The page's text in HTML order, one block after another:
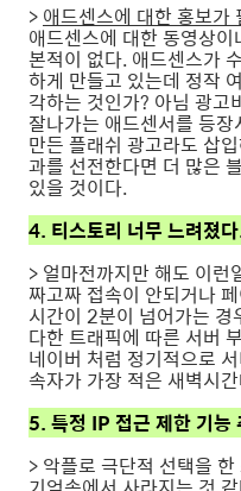
> 애드센스에 대한 홍보가
애드센스에 대한 동영상
본적이 없다. 애드센스가
하게 만들고 있는데 정작
각하는 것인가? 아님 광고
잘나가는 애드센서를 등
만든 플래쉬 광고라도 삽
과를 선전한다면 더 많은
있을 것이다.
4. 티스토리 너무 느려졌
> 얼마전까지만 해도 이
짜고짜 접속이 안되거나
시간이 2분이 넘어가는
다한 트래픽에 따른 서버
네이버 처럼 정기적으로
속자가 가장 적은 새벽시
5. 특정 IP 접근 제한 기능
> 악플로 극단적 선택을